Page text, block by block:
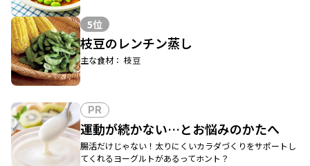
5位
枝豆のレンチン蒸し
主な食材： 枝豆
PR
運動が続かない…とお悩みのかたへ
腸活だけじゃない！太りにくいカラダづくりをサポートし
てくれるヨーグルトがあるってホント？